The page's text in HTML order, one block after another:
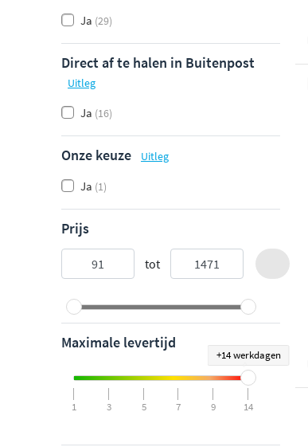
Ja (29)
Direct af te halen in Buitenpost
Uitleg
Ja (16)
Onze keuze Uitleg
Ja (1)
Prijs
tot
Maximale levertijd
+14 werkdagen
1 3 5 7 9 14